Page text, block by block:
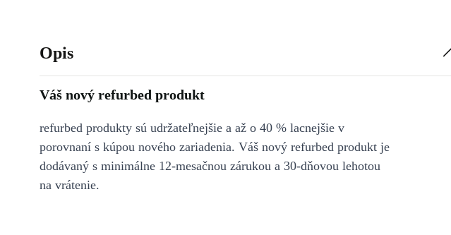
Opis
Váš nový refurbed produkt
refurbed produkty sú udržateľnejšie a až o 40 % lacnejšie v
porovnaní s kúpou nového zariadenia. Váš nový refurbed produkt je
dodávaný s minimálne 12-mesačnou zárukou a 30-dňovou lehotou
na vrátenie.